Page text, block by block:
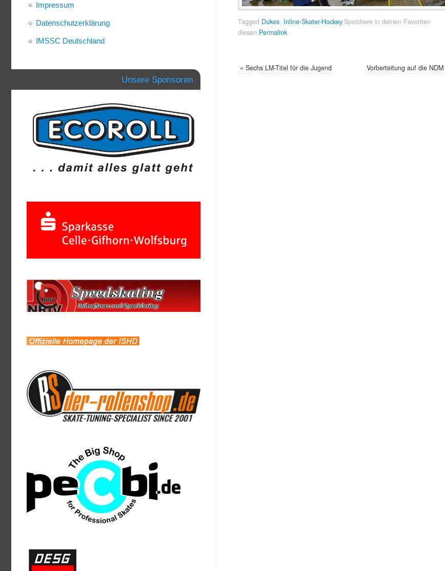
Tagged Dukes, Inline-Skater-Hockey.Speichere in deinen Favoriten
diesen Permalink.
« Sechs LM-Titel für die Jugend Vorberteitung auf die NDM
Impressum
Datenschutzerklärung
IMSSC Deutschland
Unsere Sponsoren